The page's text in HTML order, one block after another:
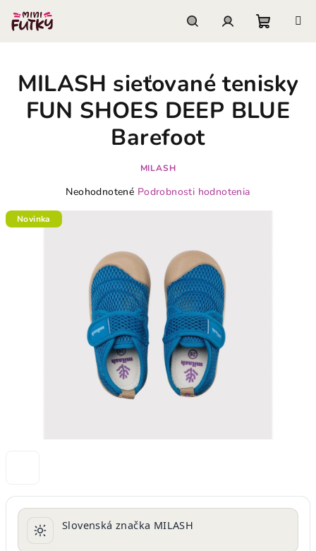
obsah
košík
Slovenská značka MILASH
MILASH sieťované tenisky
FUN SHOES DEEP BLUE
Barefoot
MILASH
Priemerné
hviezdičiek.
Neohodnotené Podrobnosti hodnotenia
Novinka